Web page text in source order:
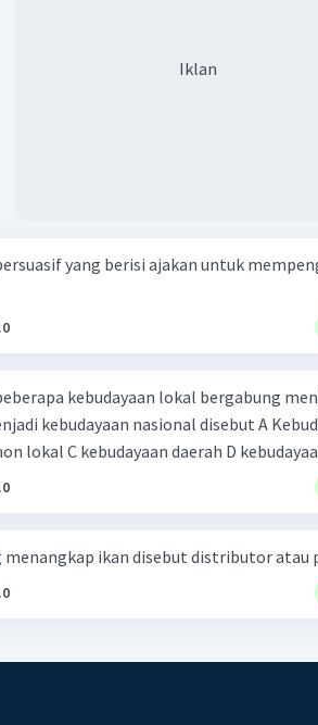
Iklan
yang berisi ajakan untuk
kebudayaan lokal bergabung
kebudayaan nasional disebut A
lokal C kebudayaan daerah D
menangkap ikan disebut distributor atau